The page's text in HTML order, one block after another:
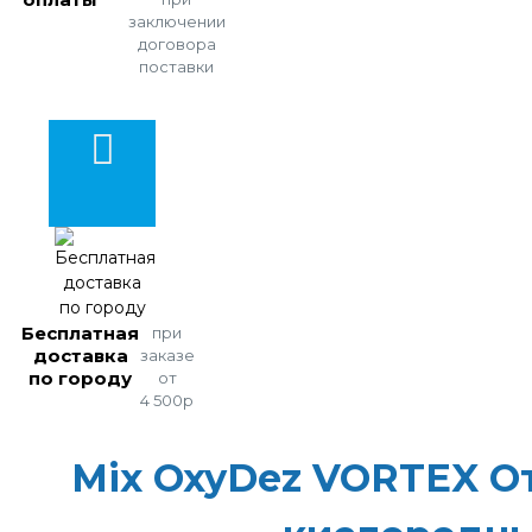
заключении
договора
поставки
Бесплатная
доставка
по городу
при
заказе
от
4 500р
Mix OxyDez VORTEX